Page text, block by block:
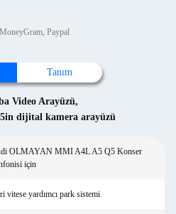
Paypal
Tanım
Video Arayüzü,
dijital kamera arayüzü
OLMAYAN MMI A4L A5 Q5 Konser
için
vitese yardımcı park sistemi